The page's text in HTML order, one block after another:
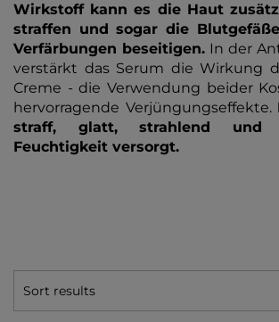
Wirkstoff kann es die Haut
straffen und sogar die
Verfärbungen beseitigen. In der
verstärkt das Serum die Wirkung
Creme - die Verwendung beider
hervorragende Verjüngungseffekte.
straff, glatt, strahlend und
Feuchtigkeit versorgt.
Sort results